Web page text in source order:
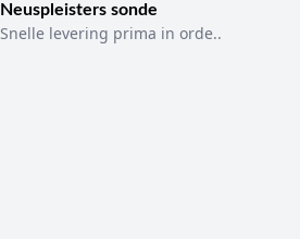
Neuspleisters sonde
Snelle levering prima in orde..